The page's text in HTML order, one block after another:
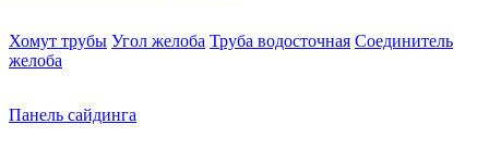
Хомут трубы Угол желоба Труба водосточная Соединитель
желоба
Панель сайдинга